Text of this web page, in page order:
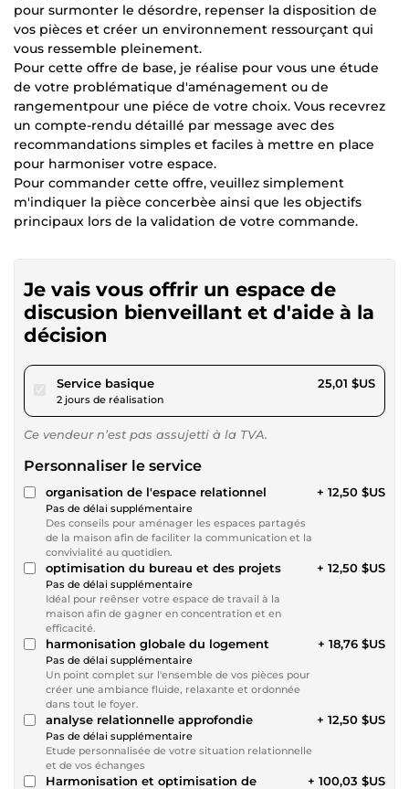
pour surmonter le désordre, repenser la disposition de
vos pièces et créer un environnement ressourçant qui
vous ressemble pleinement.
Pour cette offre de base, je réalise pour vous une étude
de votre problématique d'aménagement ou de
rangementpour une piéce de votre choix. Vous recevrez
un compte-rendu détaillé par message avec des
recommandations simples et faciles à mettre en place
pour harmoniser votre espace.
Pour commander cette offre, veuillez simplement
m'indiquer la pièce concerbèe ainsi que les objectifs
principaux lors de la validation de votre commande.
Je vais vous offrir un espace de
discusion bienveillant et d'aide à la
décision
Service basiquepour 23,05 $US
2 jours de réalisation
25,01 $US
Ce vendeur n’est pas assujetti à la TVA.
Personnaliser le service
organisation de l'espace relationnel
Pas de délai supplémentaire
Des conseils pour aménager les espaces partagés
de la maison afin de faciliter la communication et la
convivialité au quotidien.
+ 12,50 $US
optimisation du bureau et des projets
Pas de délai supplémentaire
Idéal pour reênser votre espace de travail à la
maison afin de gagner en concentration et en
efficacité.
+ 12,50 $US
harmonisation globale du logement
Pas de délai supplémentaire
Un point complet sur l'ensemble de vos pièces pour
créer une ambiance fluide, relaxante et ordonnée
dans tout le foyer.
+ 18,76 $US
analyse relationnelle approfondie
Pas de délai supplémentaire
Etude personnalisée de votre situation relationnelle
et de vos échanges
+ 12,50 $US
Harmonisation et optimisation de
+ 100,03 $US